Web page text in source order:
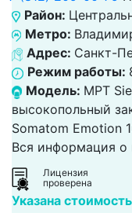
Район:
Метро:
Адрес: Санкт-
Режим работы:
Модель: МРТ
высокопольный
Somatom Emotion
Вся информация о
Лицензия
проверена
Указана